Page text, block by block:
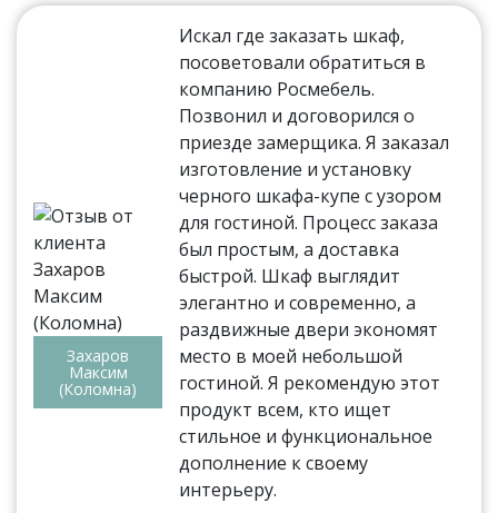
Захаров
Максим
(Коломна)
Искал где заказать шкаф,
посоветовали обратиться в
компанию Росмебель.
Позвонил и договорился о
приезде замерщика. Я заказал
изготовление и установку
черного шкафа-купе с узором
для гостиной. Процесс заказа
был простым, а доставка
быстрой. Шкаф выглядит
элегантно и современно, а
раздвижные двери экономят
место в моей небольшой
гостиной. Я рекомендую этот
продукт всем, кто ищет
стильное и функциональное
дополнение к своему
интерьеру.